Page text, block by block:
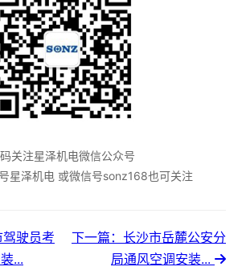
关注星泽机电微信公众号
星泽机电 或微信号sonz168也可关注
驾驶员考
...
下一篇：长沙市岳麓公安分
局通风空调安装...